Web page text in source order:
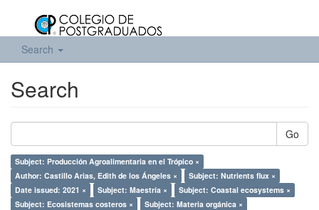
Search
Search
Go
Subject: Producción Agroalimentaria en el Trópico ×
Author: Castillo Arias, Edith de los Ángeles ×
Subject: Nutrients flux ×
Date issued: 2021 ×
Subject: Maestría ×
Subject: Coastal ecosystems ×
Subject: Ecosistemas costeros ×
Subject: Materia orgánica ×